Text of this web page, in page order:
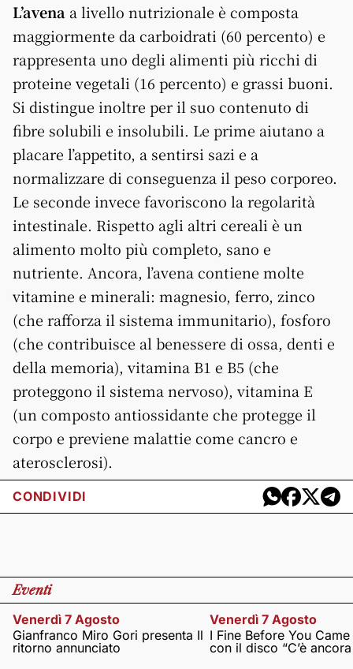
L’avena a livello nutrizionale è composta
maggiormente da carboidrati (60 percento) e
rappresenta uno degli alimenti più ricchi di
proteine vegetali (16 percento) e grassi buoni.
Si distingue inoltre per il suo contenuto di
fibre solubili e insolubili. Le prime aiutano a
placare l’appetito, a sentirsi sazi e a
normalizzare di conseguenza il peso corporeo.
Le seconde invece favoriscono la regolarità
intestinale. Rispetto agli altri cereali è un
alimento molto più completo, sano e
nutriente. Ancora, l’avena contiene molte
vitamine e minerali: magnesio, ferro, zinco
(che rafforza il sistema immunitario), fosforo
(che contribuisce al benessere di ossa, denti e
della memoria), vitamina B1 e B5 (che
proteggono il sistema nervoso), vitamina E
(un composto antiossidante che protegge il
corpo e previene malattie come cancro e
aterosclerosi).
CONDIVIDI
Eventi
Venerdì 7 Agosto
Gianfranco Miro Gori presenta Il
ritorno annunciato
Venerdì 7 Agosto
I Fine Before You
con il disco “C’è